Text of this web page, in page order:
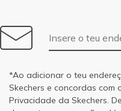
Endereço de e-
*Ao adicionar o teu
Skechers e concordas com
Privacidade da Skechers.